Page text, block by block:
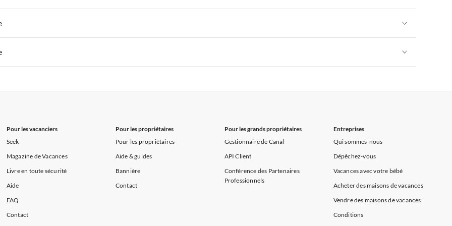
de Vacances à la Normandie Appartements de Vacances à Sud de la France Appartements de Vacances à Provence
de Vacances à Paris-Ile de France
de Vacances à la Normandie Appartements de Vacances à Sud de la France Appartements de Vacances à Provence
de Vacances à Paris-Ile de France
de Vacances à la Normandie Appartements de Vacances à Sud de la France Appartements de Vacances à Provence
Pour les vacanciers
Seek
Magazine de Vacances
Livre en toute sécurité
Aide
FAQ
Contact
Pour les propriétaires
Pour les propriétaires
Aide & guides
Bannière
Contact
Pour les grands propriétaires
Gestionnaire de Canal
API Client
Conférence des Partenaires
Professionnels
Entreprises
Qui sommes-nous
Dépêchez-vous
Vacances avec votre bébé
Acheter des maisons de vacances
Vendre des maisons de vacances
Conditions